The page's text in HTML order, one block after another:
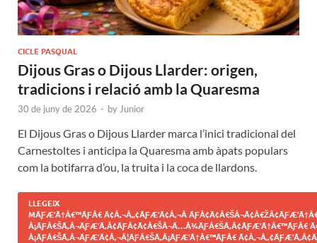
CICLE PASQUAL
Dijous Gras o Dijous Llarder: origen,
tradicions i relació amb la Quaresma
30 de juny de 2026 - by Junior
El Dijous Gras o Dijous Llarder marca l’inici tradicional del
Carnestoltes i anticipa la Quaresma amb àpats populars
com la botifarra d’ou, la truita i la coca de llardons.
LLEGEIX
MÃƑÆ’Ã†Â€™ÃƑÂ€ Ã¢Â‚¬Â„¢ÃƑÆ’Ã¢Â‚¬Â
Â¡ÃƑÂ€ŠÃ‚Â¬ÃƑÆ’Ã‚Â¢ÃƑÂ¢Ã¢Â€ŠÂ¬Ã…Â¾ÃƑÂ€ŠÃ‚Â¢ÃƑÆ’Ã†Â€™ÃƑÂ€
Â¡ÃƑÂ€ŠÃ‚Â¬ÃƑÆ’Ã¢Â‚¬Â¦ÃƑÂ€ŠÃ‚Â¡ÃƑÆ’Ã†Â€™ÃƑÂ€